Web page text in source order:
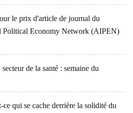
le prix d'article de journal du
Political Economy Network (AIPEN)
de la santé : semaine du
qui se cache derrière la solidité du